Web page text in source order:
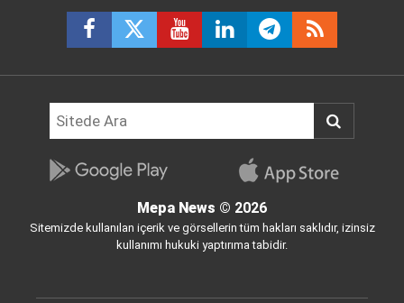
Mepa News © 2026
Sitemizde kullanılan içerik ve görsellerin tüm hakları saklıdır, izinsiz
kullanımı hukuki yaptırıma tabidir.